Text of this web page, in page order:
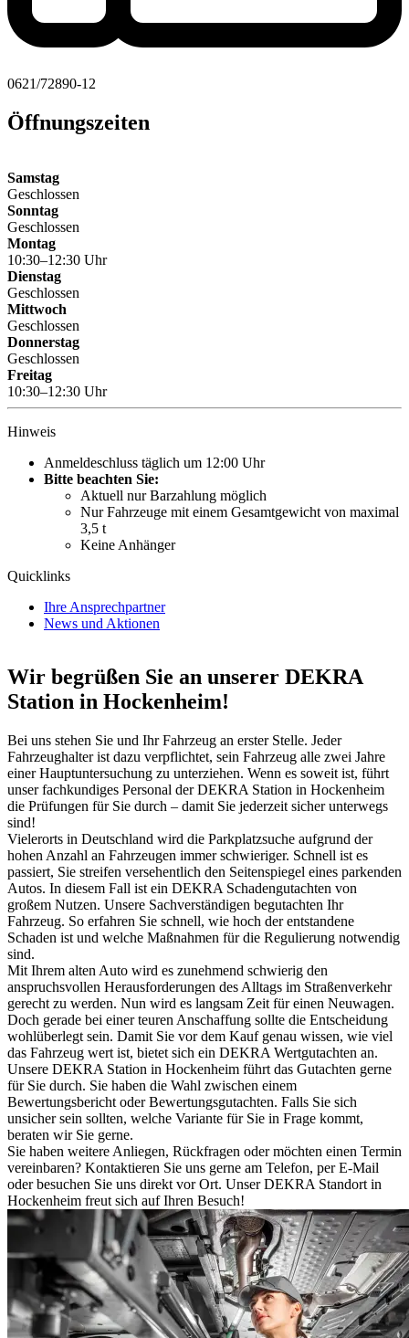
0621/72890-12
Öffnungszeiten
Samstag
Geschlossen
Sonntag
Geschlossen
Montag
10:30–12:30 Uhr
Dienstag
Geschlossen
Mittwoch
Geschlossen
Donnerstag
Geschlossen
Freitag
10:30–12:30 Uhr
Hinweis
Anmeldeschluss täglich um 12:00 Uhr
Bitte beachten Sie:
Aktuell nur Barzahlung möglich
Nur Fahrzeuge mit einem Gesamtgewicht von maximal
3,5 t
Keine Anhänger
Quicklinks
Ihre Ansprechpartner
News und Aktionen
Wir begrüßen Sie an unserer DEKRA
Station in Hockenheim!
Bei uns stehen Sie und Ihr Fahrzeug an erster Stelle. Jeder
Fahrzeughalter ist dazu verpflichtet, sein Fahrzeug alle zwei Jahre
einer Hauptuntersuchung zu unterziehen. Wenn es soweit ist, führt
unser fachkundiges Personal der DEKRA Station in Hockenheim
die Prüfungen für Sie durch – damit Sie jederzeit sicher unterwegs
sind!
Vielerorts in Deutschland wird die Parkplatzsuche aufgrund der
hohen Anzahl an Fahrzeugen immer schwieriger. Schnell ist es
passiert, Sie streifen versehentlich den Seitenspiegel eines parkenden
Autos. In diesem Fall ist ein DEKRA Schadengutachten von
großem Nutzen. Unsere Sachverständigen begutachten Ihr
Fahrzeug. So erfahren Sie schnell, wie hoch der entstandene
Schaden ist und welche Maßnahmen für die Regulierung notwendig
sind.
Mit Ihrem alten Auto wird es zunehmend schwierig den
anspruchsvollen Herausforderungen des Alltags im Straßenverkehr
gerecht zu werden. Nun wird es langsam Zeit für einen Neuwagen.
Doch gerade bei einer teuren Anschaffung sollte die Entscheidung
wohlüberlegt sein. Damit Sie vor dem Kauf genau wissen, wie viel
das Fahrzeug wert ist, bietet sich ein DEKRA Wertgutachten an.
Unsere DEKRA Station in Hockenheim führt das Gutachten gerne
für Sie durch. Sie haben die Wahl zwischen einem
Bewertungsbericht oder Bewertungsgutachten. Falls Sie sich
unsicher sein sollten, welche Variante für Sie in Frage kommt,
beraten wir Sie gerne.
Sie haben weitere Anliegen, Rückfragen oder möchten einen Termin
vereinbaren? Kontaktieren Sie uns gerne am Telefon, per E-Mail
oder besuchen Sie uns direkt vor Ort. Unser DEKRA Standort in
Hockenheim freut sich auf Ihren Besuch!